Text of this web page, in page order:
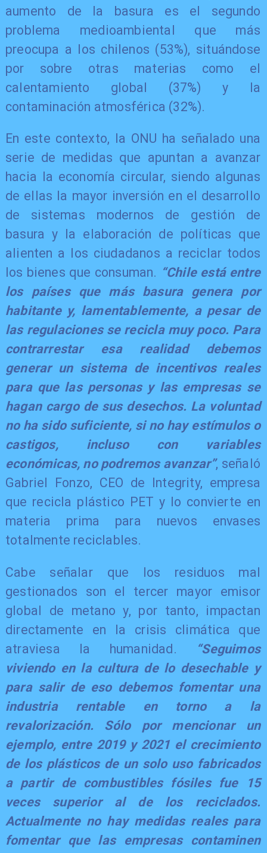
aumento de la basura es el segundo
problema medioambiental que más
preocupa a los chilenos (53%), situándose
por sobre otras materias como el
calentamiento global (37%) y la
contaminación atmosférica (32%).
​En este contexto, la ONU ha señalado una
serie de medidas que apuntan a avanzar
hacia la economía circular, siendo algunas
de ellas la mayor inversión en el desarrollo
de sistemas modernos de gestión de
basura y la elaboración de políticas que
alienten a los ciudadanos a reciclar todos
los bienes que consuman. “Chile está entre
los países que más basura genera por
habitante y, lamentablemente, a pesar de
las regulaciones se recicla muy poco. Para
contrarrestar esa realidad debemos
generar un sistema de incentivos reales
para que las personas y las empresas se
hagan cargo de sus desechos. La voluntad
no ha sido suficiente, si no hay estímulos o
castigos, incluso con variables
económicas, no podremos avanzar”, señaló
Gabriel Fonzo, CEO de Integrity, empresa
que recicla plástico PET y lo convierte en
materia prima para nuevos envases
totalmente reciclables.
​Cabe señalar que los residuos mal
gestionados son el tercer mayor emisor
global de metano y, por tanto, impactan
directamente en la crisis climática que
atraviesa la humanidad.
“Seguimos
viviendo en la cultura de lo desechable y
para salir de eso debemos fomentar una
industria rentable en torno a la
revalorización. Sólo por mencionar un
ejemplo, entre 2019 y 2021 el crecimiento
de los plásticos de un solo uso fabricados
a partir de combustibles fósiles fue 15
veces superior al de los reciclados.
Actualmente no hay medidas reales para
fomentar que las empresas contaminen